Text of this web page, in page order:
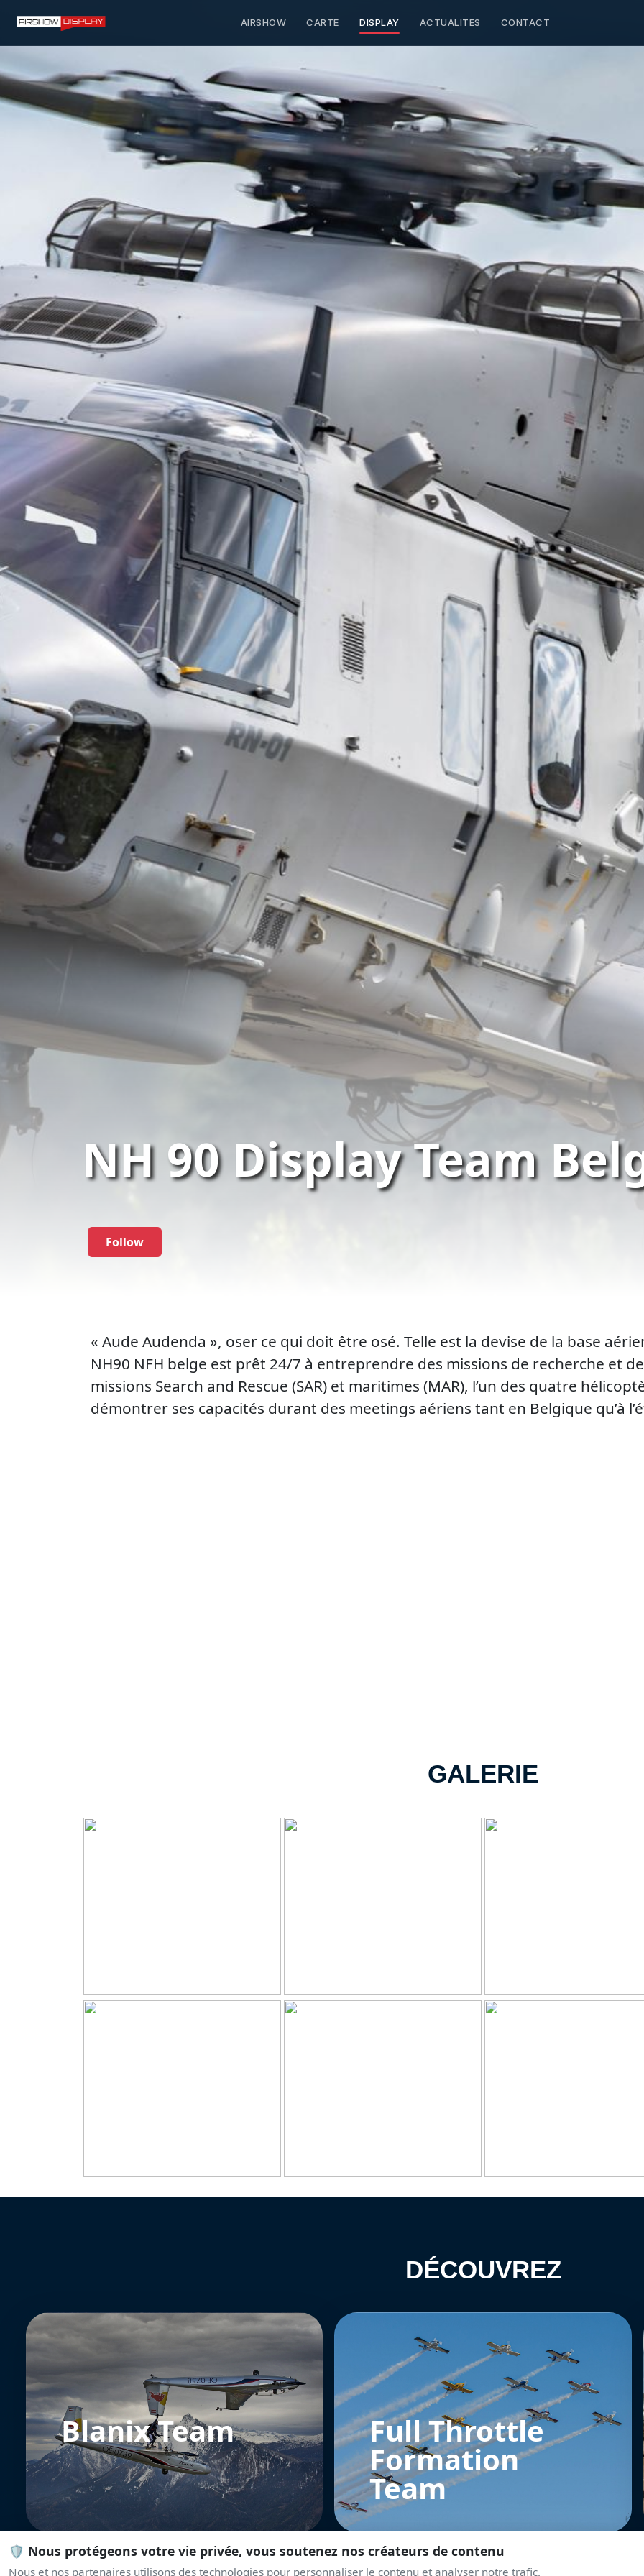
🛡️ Nous protégeons votre vie privée, vous soutenez nos créateurs de contenu
Nous et nos partenaires utilisons des technologies pour personnaliser le contenu et analyser notre trafic.
AIRSHOW CARTE DISPLAY ACTUALITES CONTACT
NH 90 Display Team
Follow
« Aude Audenda », oser ce qui doit être osé. Telle est la devise de la base
NH90 NFH belge est prêt 24/7 à entreprendre des missions de recherche et
missions Search and Rescue (SAR) et maritimes (MAR), l’un des quatre
démontrer ses capacités durant des meetings aériens tant en Belgique qu’à
GALERIE
DÉCOUVREZ
Blanix Team Full Throttle
Formation
Team